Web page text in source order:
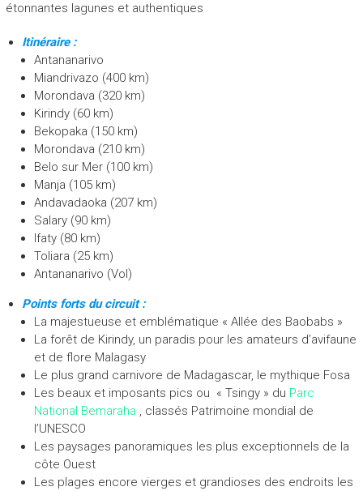
étonnantes lagunes et authentiques
Itinéraire :
Antananarivo
Miandrivazo (400 km)
Morondava (320 km)
Kirindy (60 km)
Bekopaka (150 km)
Morondava (210 km)
Belo sur Mer (100 km)
Manja (105 km)
Andavadaoka (207 km)
Salary (90 km)
Ifaty (80 km)
Toliara (25 km)
Antananarivo (Vol)
Points forts du circuit :
La majestueuse et emblématique « Allée des Baobabs »
La forêt de Kirindy, un paradis pour les amateurs d’avifaune
et de flore Malagasy
Le plus grand carnivore de Madagascar, le mythique Fosa
Les beaux et imposants pics ou « Tsingy » du Parc
National Bemaraha , classés Patrimoine mondial de
l’UNESCO
Les paysages panoramiques les plus exceptionnels de la
côte Ouest
Les plages encore vierges et grandioses des endroits les